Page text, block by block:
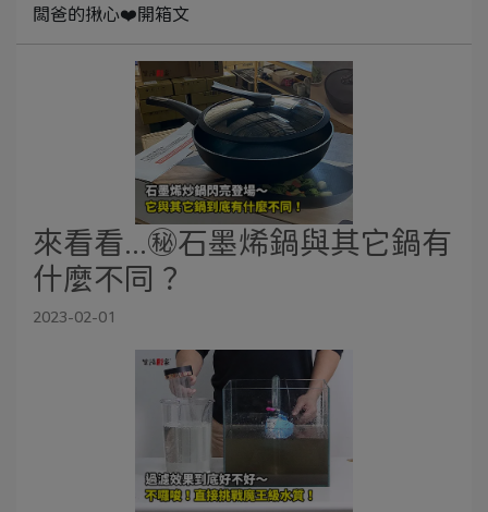
闆爸的揪心❤️開箱文
來看看...㊙️石墨烯鍋與其它鍋有
什麼不同？
2023-02-01